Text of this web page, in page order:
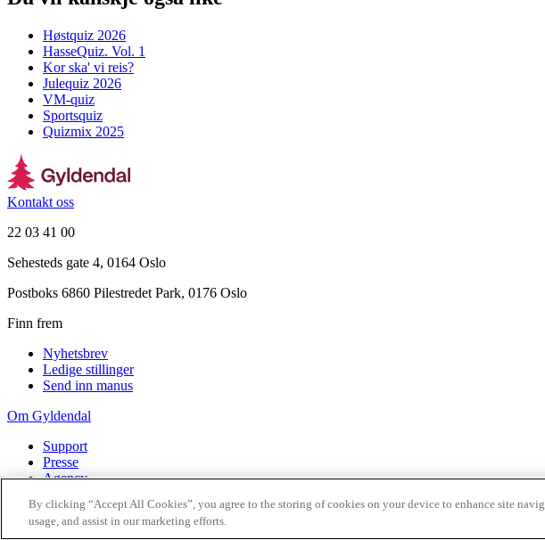
Høstquiz 2026
HasseQuiz. Vol. 1
Kor ska' vi reis?
Julequiz 2026
VM-quiz
Sportsquiz
Quizmix 2025
Kontakt oss
22 03 41 00
Sehesteds gate 4, 0164 Oslo
Postboks 6860 Pilestredet Park, 0176 Oslo
Finn frem
Nyhetsbrev
Ledige stillinger
Send inn manus
Om Gyldendal
Support
Presse
Agency
2026Gyldendal
PersonvernerklæringerInformasjonskapsler
By clicking “Accept All Cookies”, you agree to the storing of cookies on your device to enhance site
usage, and assist in our marketing efforts.